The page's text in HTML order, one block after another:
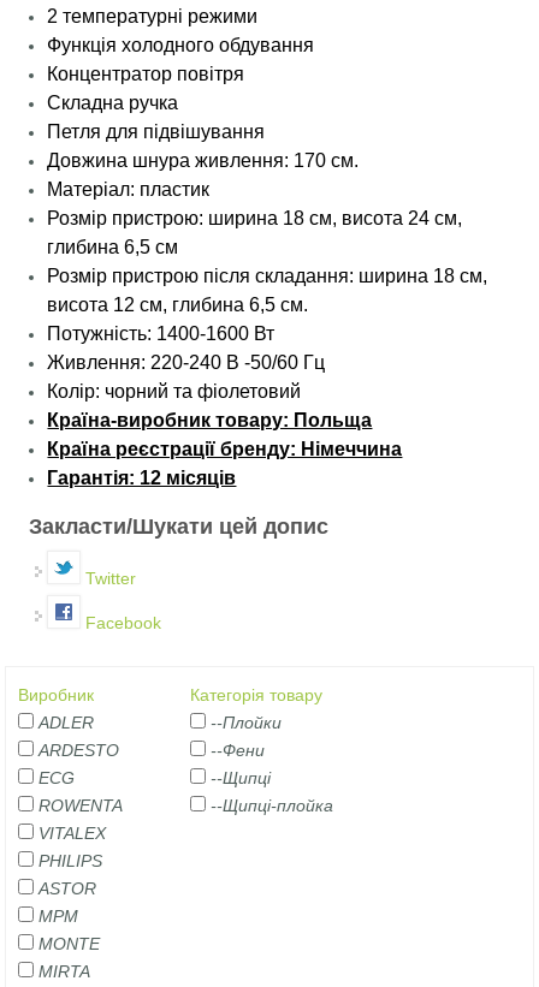
2 температурні режими
Функція холодного обдування
Концентратор повітря
Складна ручка
Петля для підвішування
Довжина шнура живлення: 170 см.
Матеріал: пластик
Розмір пристрою: ширина 18 см, висота 24 см,
глибина 6,5 см
Розмір пристрою після складання: ширина 18 см,
висота 12 см, глибина 6,5 см.
Потужність: 1400-1600 Вт
Живлення: 220-240 В -50/60 Гц
Колір: чорний та фіолетовий
Країна-виробник товару: Польща
Країна реєстрації бренду: Німеччина
Гарантія: 12 місяців
Закласти/Шукати цей допис
Twitter
Facebook
Виробник
ADLER
ARDESTO
ECG
ROWENTA
VITALEX
PHILIPS
ASTOR
MPM
MONTE
MIRTA
Категорія товару
--Плойки
--Фени
--Щипці
--Щипці-плойка